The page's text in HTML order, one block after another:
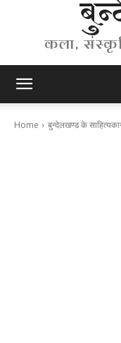
कला,
Home बुन्देलखण्ड के